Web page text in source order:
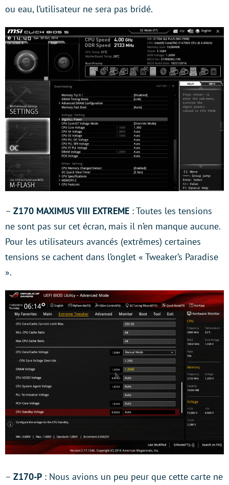
ou eau, l’utilisateur ne sera pas bridé.
– Z170 MAXIMUS VIII EXTREME : Toutes les tensions
ne sont pas sur cet écran, mais il n’en manque aucune.
Pour les utilisateurs avancés (extrêmes) certaines
tensions se cachent dans l’onglet « Tweaker’s Paradise
».
– Z170-P : Nous avions un peu peur que cette carte ne